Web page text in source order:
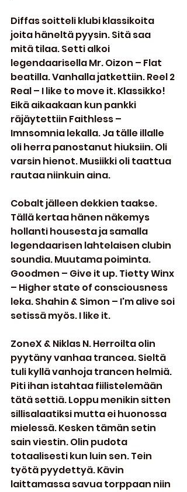
Diffas soitteli klubi klassikoita
joita häneltä pyysin. Sitä saa
mitä tilaa. Setti alkoi
legendaarisella Mr. Oizon – Flat
beatilla. Vanhalla jatkettiin. Reel 2
Real – I like to move it. Klassikko!
Eikä aikaakaan kun pankki
räjäytettiin Faithless –
Imnsomnia lekalla. Ja tälle illalle
oli herra panostanut hiuksiin. Oli
varsin hienot. Musiikki oli taattua
rautaa niinkuin aina.
Cobalt jälleen dekkien taakse.
Tällä kertaa hänen näkemys
hollanti housesta ja samalla
legendaarisen lahtelaisen clubin
soundia. Muutama poiminta.
Goodmen – Give it up. Tietty Winx
– Higher state of consciousness
leka. Shahin & Simon – I'm alive soi
setissä myös. I like it.
ZoneX & Niklas N. Herroilta olin
pyytäny vanhaa trancea. Sieltä
tuli kyllä vanhoja trancen helmiä.
Piti ihan istahtaa fiilistelemään
tätä settiä. Loppu menikin sitten
sillisalaatiksi mutta ei huonossa
mielessä. Kesken tämän setin
sain viestin. Olin pudota
totaalisesti kun luin sen. Tein
työtä pyydettyä. Kävin
laittamassa savua torppaan niin